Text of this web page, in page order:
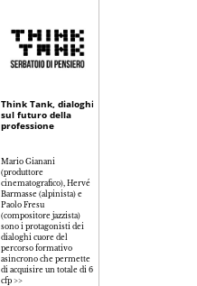
Think Tank, dialoghi
sul futuro della
professione
Mario Gianani
(produttore
cinematografico), Hervé
Barmasse (alpinista) e
Paolo Fresu
(compositore jazzista)
sono i protagonisti dei
dialoghi cuore del
percorso formativo
asincrono che permette
di acquisire un totale di 6
cfp>>